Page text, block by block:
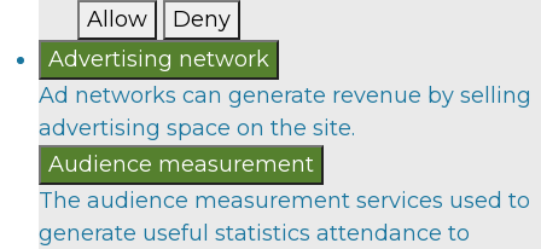
Allow
Deny
Advertising network
Ad networks can generate revenue by selling
advertising space on the site.
Audience measurement
The audience measurement services used to
generate useful statistics attendance to